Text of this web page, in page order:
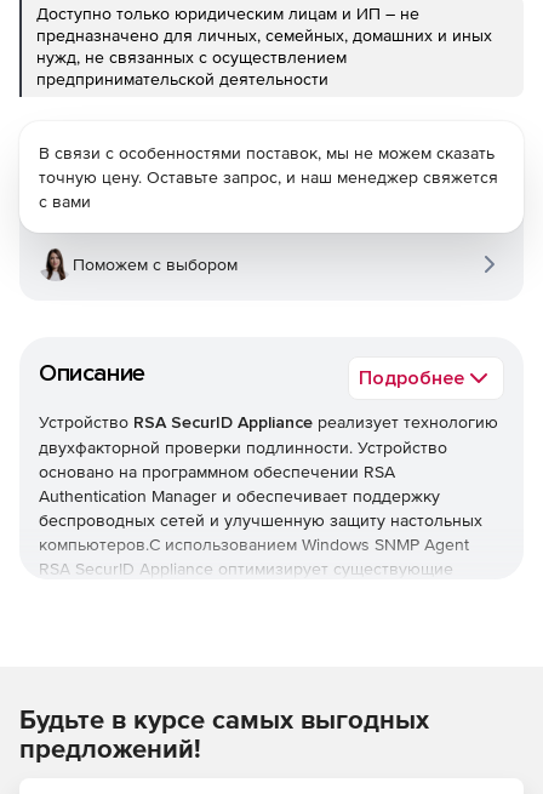
Доступно только юридическим лицам и ИП – не
предназначено для личных, семейных, домашних и иных
нужд, не связанных с осуществлением
предпринимательской деятельности
Описание Подробнее
Устройство RSA SecurID Appliance реализует технологию
двухфакторной проверки подлинности. Устройство
основано на программном обеспечении RSA
Authentication Manager и обеспечивает поддержку
беспроводных сетей и улучшенную защиту настольных
компьютеров.С использованием Windows SNMP Agent
RSA SecurID Appliance оптимизирует существующие
вариантах и с дополнительными опциями.
RSA SecurID Appliance for Large Enterprises
В связи с особенностями поставок, мы не можем сказать
точную цену. Оставьте запрос, и наш менеджер свяжется
с вами
Поможем с выбором
Будьте в курсе самых выгодных
предложений!